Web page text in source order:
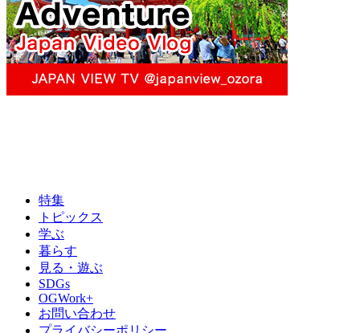
特集
トピックス
学ぶ
暮らす
見る・遊ぶ
SDGs
OGWork+
お問い合わせ